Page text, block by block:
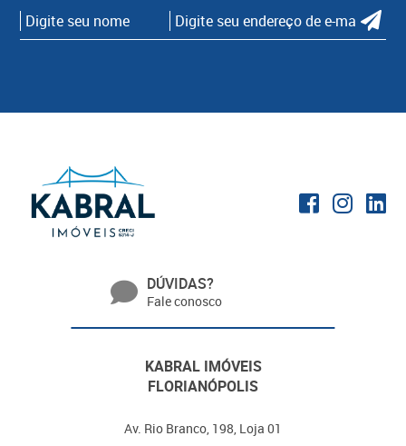
DÚVIDAS?
Fale conosco
KABRAL IMÓVEIS
FLORIANÓPOLIS
Av. Rio Branco, 198, Loja 01